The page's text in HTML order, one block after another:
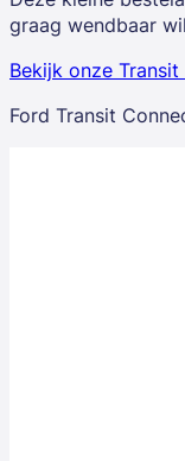
graag wendbaar
Bekijk onze
Ford Transit